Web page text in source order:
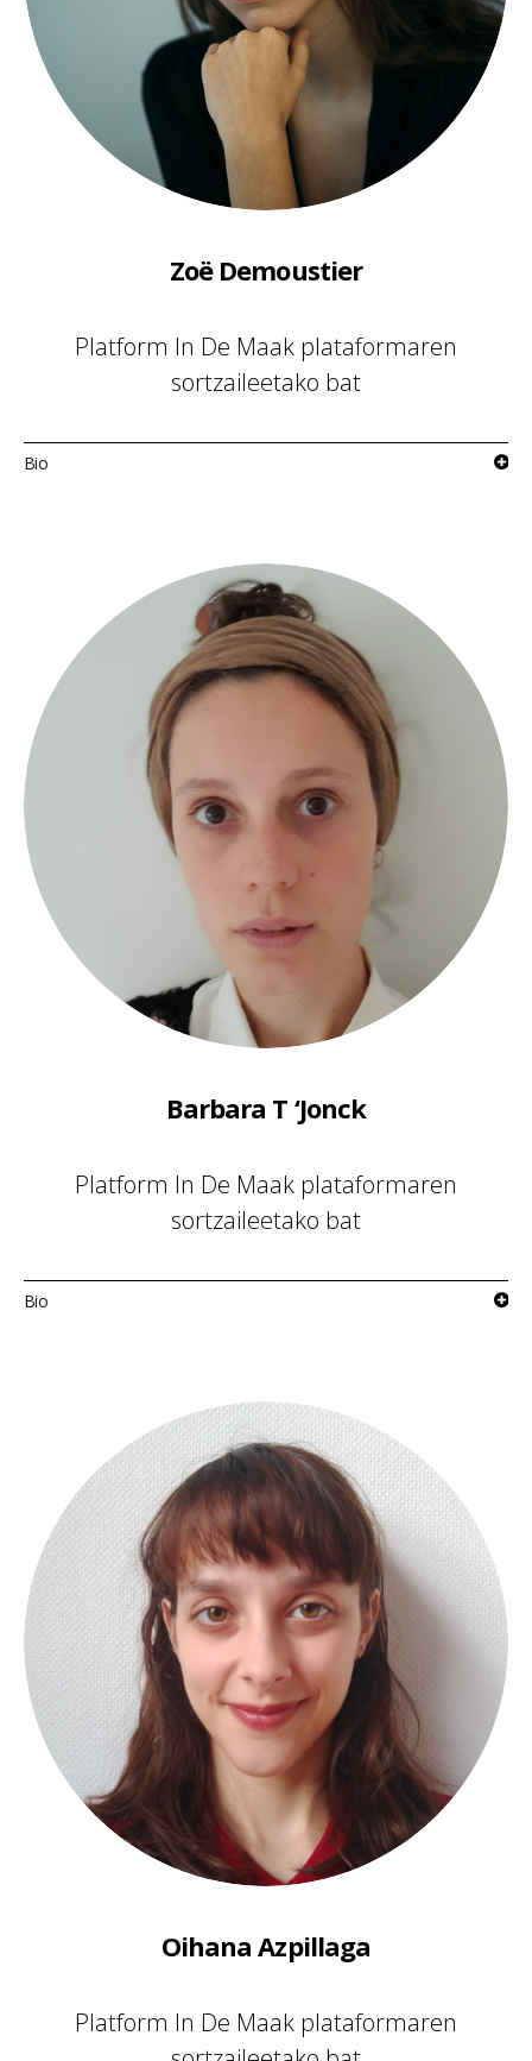
Zoë Demoustier
Platform In De Maak plataformaren
sortzaileetako bat
Bio
Barbara T ‘Jonck
Platform In De Maak plataformaren
sortzaileetako bat
Bio
Oihana Azpillaga
Platform In De Maak plataformaren